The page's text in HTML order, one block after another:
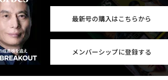
最新号の購入はこちらから
メンバーシップに登録する